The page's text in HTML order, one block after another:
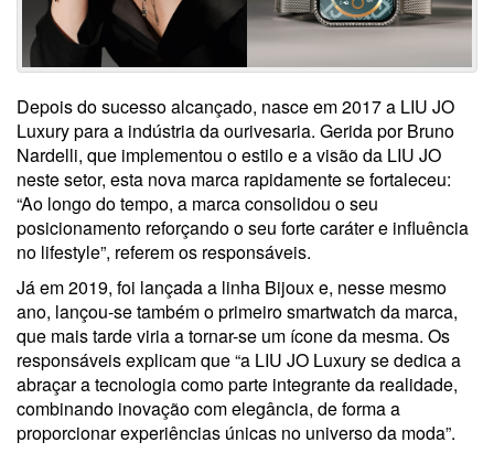
Depois do sucesso alcançado, nasce em 2017 a LIU JO
Luxury para a indústria da ourivesaria. Gerida por Bruno
Nardelli, que implementou o estilo e a visão da LIU JO
neste setor, esta nova marca rapidamente se fortaleceu:
“Ao longo do tempo, a marca consolidou o seu
posicionamento reforçando o seu forte caráter e influência
no lifestyle”, referem os responsáveis.
Já em 2019, foi lançada a linha Bijoux e, nesse mesmo
ano, lançou-se também o primeiro smartwatch da marca,
que mais tarde viria a tornar-se um ícone da mesma. Os
responsáveis explicam que “a LIU JO Luxury se dedica a
abraçar a tecnologia como parte integrante da realidade,
combinando inovação com elegância, de forma a
proporcionar experiências únicas no universo da moda”.